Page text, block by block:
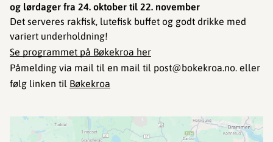
og lørdager fra 24. oktober til 22. november
Det serveres rakfisk, lutefisk buffet og godt drikke med
variert underholdning!
Se programmet på Bøkekroa her
Påmelding via mail til en mail til post@bokekroa.no. eller
følg linken til Bøkekroa